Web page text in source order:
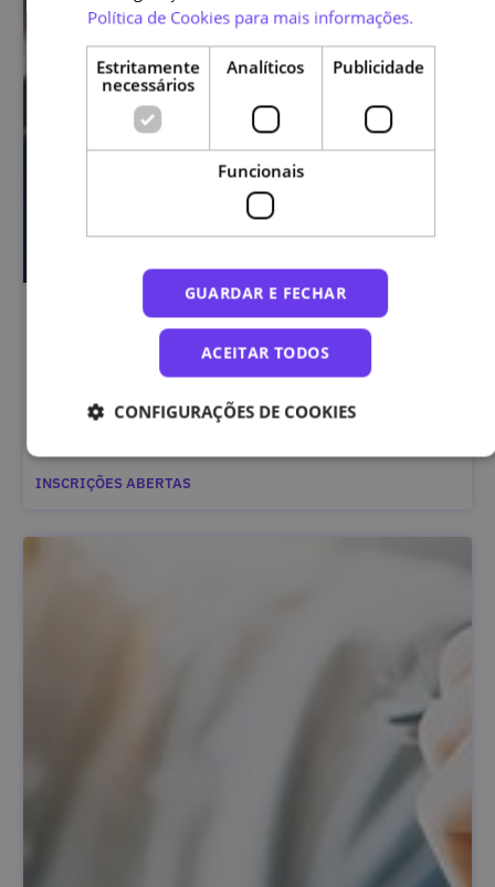
Segurança da Informação Classificada – Curso
INSCRIÇÕES ABERTAS
Política de Cookies para mais informações.
Estritamente
necessários
Analíticos Publicidade
Funcionais
GUARDAR E FECHAR
ACEITAR TODOS
CONFIGURAÇÕES DE COOKIES